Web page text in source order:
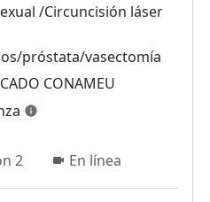
/Circuncisión láser
próstata/vasectomía
CONAMEU
2 En línea